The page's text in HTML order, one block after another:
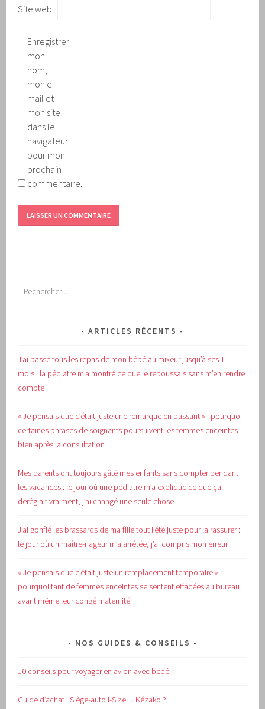
Site web
Enregistrer
mon
nom,
mon e-
mail et
mon site
dans le
navigateur
pour mon
prochain
commentaire.
Rechercher :
ARTICLES RÉCENTS
J’ai passé tous les repas de mon bébé au mixeur jusqu’à ses 11
mois : la pédiatre m’a montré ce que je repoussais sans m’en rendre
compte
« Je pensais que c’était juste une remarque en passant » : pourquoi
certaines phrases de soignants poursuivent les femmes enceintes
bien après la consultation
Mes parents ont toujours gâté mes enfants sans compter pendant
les vacances : le jour où une pédiatre m’a expliqué ce que ça
déréglait vraiment, j’ai changé une seule chose
J’ai gonflé les brassards de ma fille tout l’été juste pour la rassurer :
le jour où un maître-nageur m’a arrêtée, j’ai compris mon erreur
« Je pensais que c’était juste un remplacement temporaire » :
pourquoi tant de femmes enceintes se sentent effacées au bureau
avant même leur congé maternité
NOS GUIDES & CONSEILS
10 conseils pour voyager en avion avec bébé
Guide d’achat !Siège-auto i-Size… Kézako ?